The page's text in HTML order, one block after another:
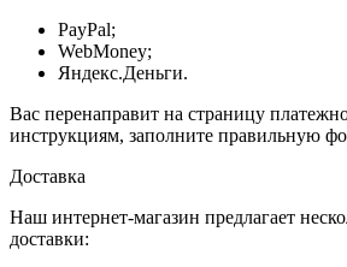
PayPal;
WebMoney;
Яндекс.Деньги.
Вас перенаправит на страницу
инструкциям, заполните правильную
Доставка
Наш интернет-магазин предлагает
доставки: